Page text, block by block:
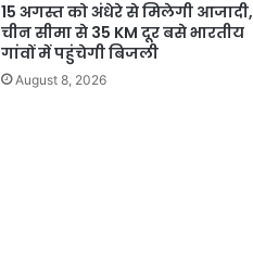
15 अगस्त को अंधेरे से मिलेगी आजादी,
चीन सीमा से 35 KM दूर बसे भारतीय
गांवों में पहुंचेगी बिजली
August 8, 2026